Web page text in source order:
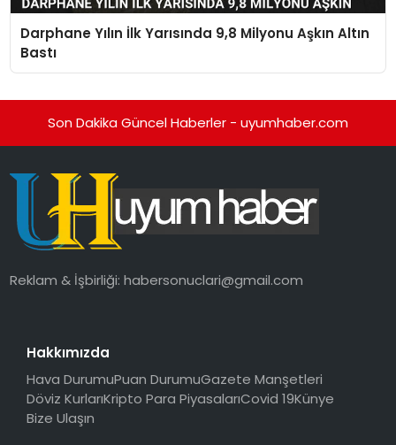
Darphane Yılın İlk Yarısında 9,8 Milyonu Aşkın Altın
Bastı
Son Dakika Güncel Haberler - uyumhaber.com
Reklam & İşbirliği:habersonuclari@gmail.com
Hakkımızda
Hava DurumuPuan DurumuGazete Manşetleri
Döviz KurlarıKripto Para PiyasalarıCovid 19Künye
Bize Ulaşın